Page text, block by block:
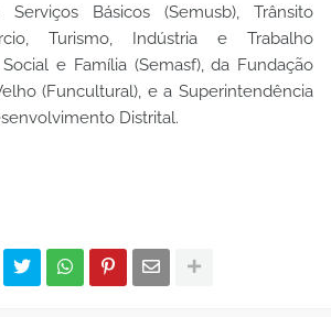
Serviços Básicos (Semusb), Trânsito
Turismo, Indústria e Trabalho
e Família (Semasf), da Fundação
(Funcultural), e a Superintendência
Distrital.